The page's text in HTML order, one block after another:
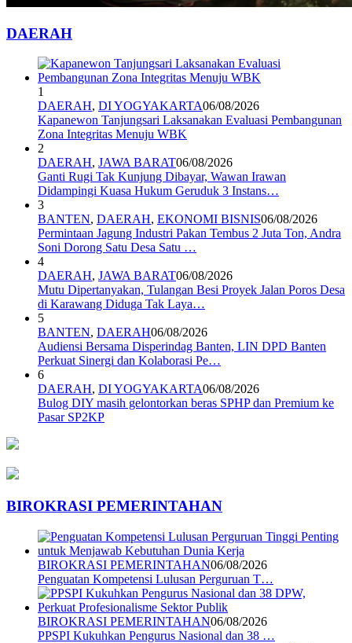
DAERAH
1
DAERAH, DI YOGYAKARTA06/08/2026
Kapanewon Tanjungsari Laksanakan Evaluasi Pembangunan
Zona Integritas Menuju WBK
2
DAERAH, JAWA BARAT06/08/2026
Ganti Rugi Tak Kunjung Dibayar, Wawan Irawan
Didampingi Kuasa Hukum Geruduk 3 Instans…
3
BANTEN, DAERAH, EKONOMI BISNIS06/08/2026
Permintaan Jagung Industri Pakan Tembus 2 Juta Ton, Andra
Soni Dorong Satu Desa Satu …
4
DAERAH, JAWA BARAT06/08/2026
Mutu Dipertanyakan, Tulangan Besi Proyek Jalan Poros Desa
di Karawang Diduga Tak Laya…
5
BANTEN, DAERAH06/08/2026
Audiensi Bersama Disperindag Banten, LIN DPD Banten
Perkuat Sinergi dan Kolaborasi Pe…
6
DAERAH, DI YOGYAKARTA06/08/2026
Bulog DIY masih gelontorkan beras SPHP dan Premium ke
Pasar SP2KP
BIROKRASI PEMERINTAHAN
BIROKRASI PEMERINTAHAN06/08/2026
Penguatan Kompetensi Lulusan Perguruan T…
BIROKRASI PEMERINTAHAN06/08/2026
PPSPI Kukuhkan Pengurus Nasional dan 38 …